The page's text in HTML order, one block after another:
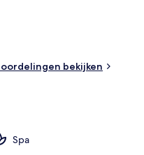
het behulpzame personeel.
het is 7 minuten
14 minuten naar Saint Louis
bekijken
Spa